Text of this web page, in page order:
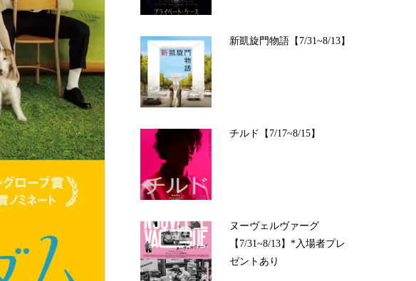
新凱旋門物語【7/31~8/13】
チルド【7/17~8/15】
ヌーヴェルヴァーグ
【7/31~8/13】*入場者プレ
ゼントあり